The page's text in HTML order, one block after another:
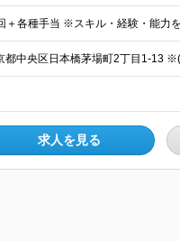
求人を見る